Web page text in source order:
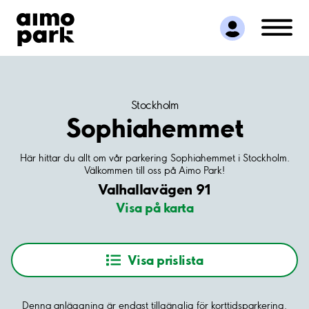
Hitta parkering
Samarbete
Kundservice
Stockholm
Sophiahemmet
Här hittar du allt om vår parkering Sophiahemmet i Stockholm.
Välkommen till oss på Aimo Park!
Valhallavägen 91
Visa på karta
Visa prislista
Denna anläggning är endast tillgänglig för korttidsparkering.